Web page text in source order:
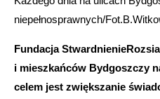
niepełnosprawnych/
Fundacja
i mieszkańców Bydgoszczy
celem jest zwiększanie